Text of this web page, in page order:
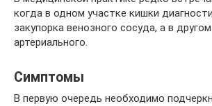
когда в одном участке кишки
закупорка венозного сосуда, а в
артериального.
Симптомы
В первую очередь необходимо